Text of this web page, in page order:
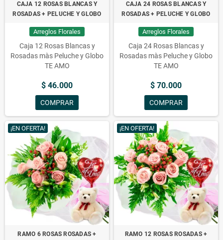
CAJA 12 ROSAS BLANCAS Y
ROSADAS + PELUCHE Y GLOBO
Arreglos Florales
Caja 12 Rosas Blancas y
Rosadas màs Peluche y Globo
TE AMO
$ 46.000
COMPRAR
CAJA 24 ROSAS BLANCAS Y
ROSADAS + PELUCHE Y GLOBO
Arreglos Florales
Caja 24 Rosas Blancas y
Rosadas màs Peluche y Globo
TE AMO
$ 70.000
COMPRAR
¡EN OFERTA!
RAMO 6 ROSAS ROSADAS +
¡EN OFERTA!
RAMO 12 ROSAS ROSADAS +